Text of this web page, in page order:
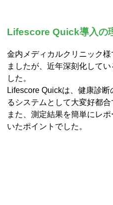
Lifescore Quick導入の
金内メディカルクリニック
ましたが、近年深刻化して
した。
Lifescore Quickは、健康診
るシステムとして大変好都合
また、測定結果を簡単にレ
いたポイントでした。